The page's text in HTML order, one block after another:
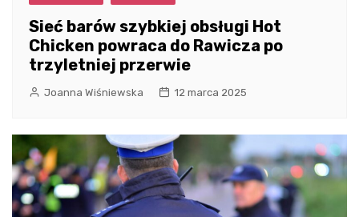
Sieć barów szybkiej obsługi Hot
Chicken powraca do Rawicza po
trzyletniej przerwie
Joanna Wiśniewska 12 marca 2025